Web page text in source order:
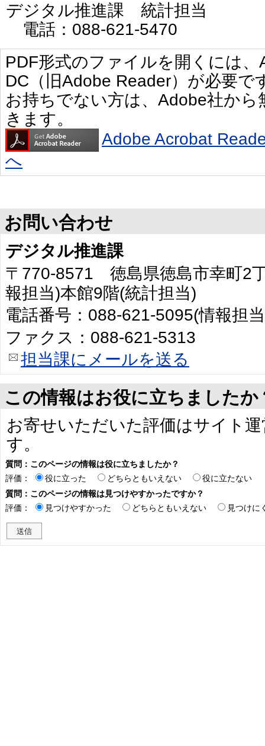
デジタル推進課 統計担当
電話：088-621-5470
PDF形式のファイルを開くには
DC（旧Adobe Reader）が必要で
お持ちでない方は、Adobe社か
きます。
Adobe Acrobat
へ
お問い合わせ
デジタル推進課
〒770-8571 徳島県徳島市幸町2
報担当)本館9階(統計担当)
電話番号：088-621-5095(情報担
ファクス：088-621-5313
担当課にメールを送る
この情報はお役に立ちましたか
お寄せいただいた評価はサイト
す。
質問：このページの情報は役に立ちましたか？
評価：
役に立った どちらともいえない
役に立たない
質問：このページの情報は見つけやすかったですか？
評価：
見つけやすかった どちらともいえない 見つけに